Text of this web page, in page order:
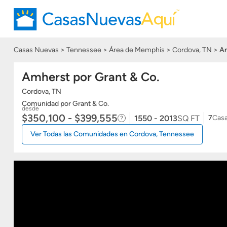
Casas Nuevas Tennessee Área de Memphis Cordova, TN
Amherst por Grant & Co.
Cordova, TN
Comunidad por Grant & Co.
desde
$350,100 - $399,555 1550 - 2013SQ FT 7
Ver Todas las Comunidades en Cordova, Tennessee